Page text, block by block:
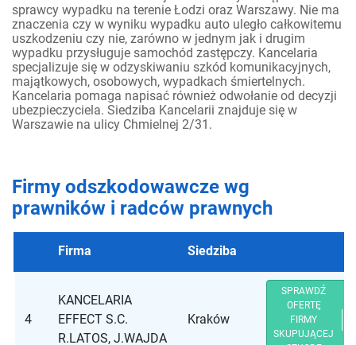
sprawcy wypadku na terenie Łodzi oraz Warszawy. Nie ma
znaczenia czy w wyniku wypadku auto uległo całkowitemu
uszkodzeniu czy nie, zarówno w jednym jak i drugim
wypadku przysługuje samochód zastępczy. Kancelaria
specjalizuje się w odzyskiwaniu szkód komunikacyjnych,
majątkowych, osobowych, wypadkach śmiertelnych.
Kancelaria pomaga napisać również odwołanie od decyzji
ubezpieczyciela. Siedziba Kancelarii znajduje się w
Warszawie na ulicy Chmielnej 2/31.
Firmy odszkodowawcze wg
prawników i radców prawnych
Firma Siedziba
4
KANCELARIA
EFFECT S.C.
R.LATOS, J.WAJDA
Kraków
SPRAWDŹ
OFERTĘ
FIRMY
SKUPUJĄCEJ